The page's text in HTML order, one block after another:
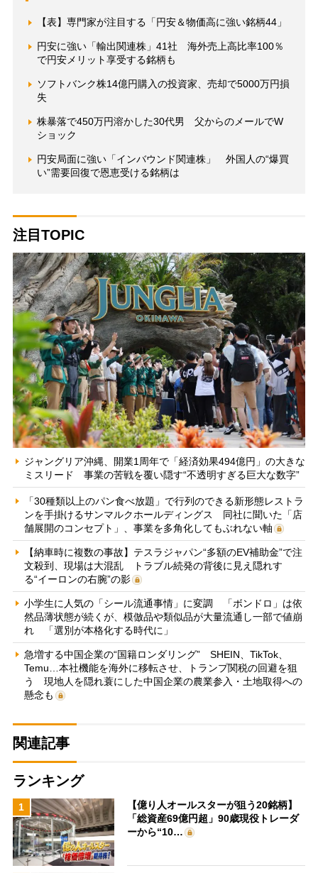
【表】専門家が注目する「円安＆物価高に強い銘柄44」
円安に強い「輸出関連株」41社 海外売上高比率100％
で円安メリット享受する銘柄も
ソフトバンク株14億円購入の投資家、売却で5000万円損
失
株暴落で450万円溶かした30代男 父からのメールでW
ショック
円安局面に強い「インバウンド関連株」 外国人の“爆買
い”需要回復で恩恵受ける銘柄は
注目TOPIC
ジャングリア沖縄、開業1周年で「経済効果494億円」の大きな
ミスリード 事業の苦戦を覆い隠す“不透明すぎる巨大な数字”
「30種類以上のパン食べ放題」で行列のできる新形態レストラ
ンを手掛けるサンマルクホールディングス 同社に聞いた「店
舗展開のコンセプト」、事業を多角化してもぶれない軸
【納車時に複数の事故】テスラジャパン“多額のEV補助金”で注
文殺到、現場は大混乱 トラブル続発の背後に見え隠れす
る“イーロンの右腕”の影
小学生に人気の「シール流通事情」に変調 「ボンドロ」は依
然品薄状態が続くが、模倣品や類似品が大量流通し一部で値崩
れ 「選別が本格化する時代に」
急増する中国企業の“国籍ロンダリング” SHEIN、TikTok、
Temu…本社機能を海外に移転させ、トランプ関税の回避を狙
う 現地人を隠れ蓑にした中国企業の農業参入・土地取得への
懸念も
関連記事
ランキング
1
【億り人オールスターが狙う20銘柄】
「総資産69億円超」90歳現役トレーダ
ーから“10…